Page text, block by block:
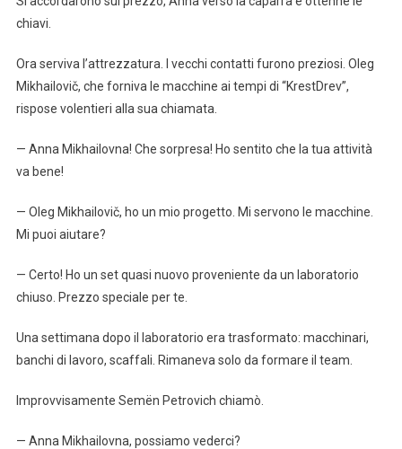
chiavi.
Ora serviva l’attrezzatura. I vecchi contatti furono preziosi. Oleg
Mikhailovič, che forniva le macchine ai tempi di “KrestDrev”,
rispose volentieri alla sua chiamata.
— Anna Mikhailovna! Che sorpresa! Ho sentito che la tua attività
va bene!
— Oleg Mikhailovič, ho un mio progetto. Mi servono le macchine.
Mi puoi aiutare?
— Certo! Ho un set quasi nuovo proveniente da un laboratorio
chiuso. Prezzo speciale per te.
Una settimana dopo il laboratorio era trasformato: macchinari,
banchi di lavoro, scaffali. Rimaneva solo da formare il team.
Improvvisamente Semën Petrovich chiamò.
— Anna Mikhailovna, possiamo vederci?